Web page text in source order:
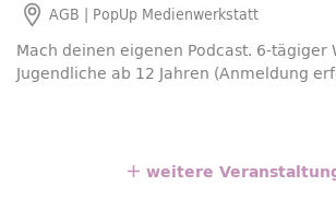
AGB | PopUp Medienwerkstatt
Mach deinen eigenen Podcast. 6-tägiger
Jugendliche ab 12 Jahren (Anmeldung
weitere